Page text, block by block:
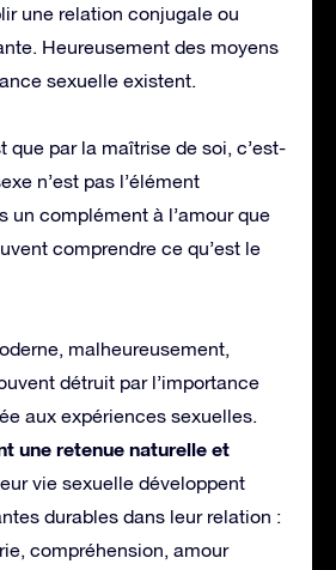
une relation conjugale ou
Heureusement des moyens
sexuelle existent.
que par la maîtrise de soi, c’est-
n’est pas l’élément
un complément à l’amour que
comprendre ce qu’est le
malheureusement,
détruit par l’importance
aux expériences sexuelles.
une retenue naturelle et
vie sexuelle développent
durables dans leur relation :
compréhension, amour